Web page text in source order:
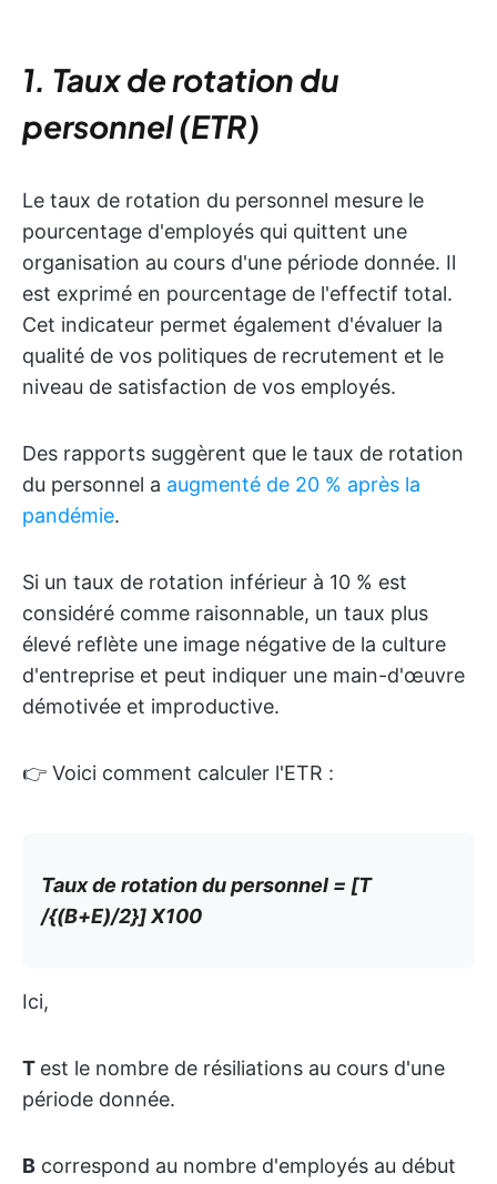
1. Taux de rotation du
personnel (ETR)
Le taux de rotation du personnel mesure le
pourcentage d'employés qui quittent une
organisation au cours d'une période donnée. Il
est exprimé en pourcentage de l'effectif total.
Cet indicateur permet également d'évaluer la
qualité de vos politiques de recrutement et le
niveau de satisfaction de vos employés.
Des rapports suggèrent que le taux de rotation
du personnel a augmenté de 20 % après la
pandémie.
Si un taux de rotation inférieur à 10 % est
considéré comme raisonnable, un taux plus
élevé reflète une image négative de la culture
d'entreprise et peut indiquer une main-d'œuvre
démotivée et improductive.
👉 Voici comment calculer l'ETR :
Taux de rotation du personnel = [T
/{(B+E)/2}] X100
Ici,
T est le nombre de résiliations au cours d'une
période donnée.
B correspond au nombre d'employés au début